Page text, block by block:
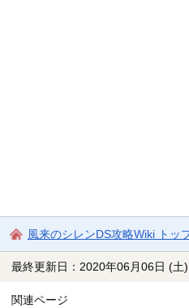
風来のシレンDS攻略Wiki トッ
最終更新日：2020年06月06日 (土
関連ページ